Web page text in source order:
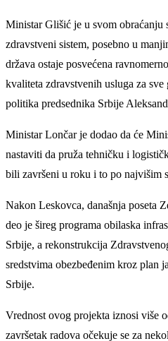
Ministar Glišić je u svom obraćanju
zdravstveni sistem, posebno u
država ostaje posvećena
kvaliteta zdravstvenih usluga za
politika predsednika Srbije
Ministar Lončar je dodao da će
nastaviti da pruža tehničku i
bili završeni u roku i to po najvišim
Nakon Leskovca, današnja poseta
deo je šireg programa obilaska
Srbije, a rekonstrukcija
sredstvima obezbeđenim kroz plan
Srbije.
Vrednost ovog projekta iznosi više
završetak radova očekuje se za